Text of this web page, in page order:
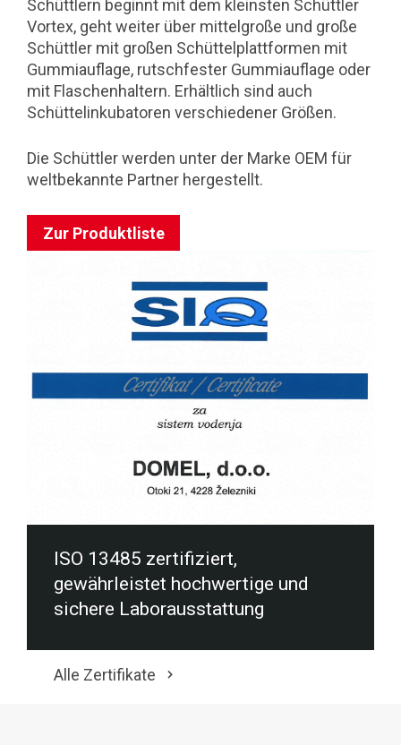
Schüttlern beginnt mit dem kleinsten Schüttler
Vortex, geht weiter über mittelgroße und große
Schüttler mit großen Schüttelplattformen mit
Gummiauflage, rutschfester Gummiauflage oder
mit Flaschenhaltern. Erhältlich sind auch
Schüttelinkubatoren verschiedener Größen.
Die Schüttler werden unter der Marke OEM für
weltbekannte Partner hergestellt.
Zur Produktliste
ISO 13485 zertifiziert,
gewährleistet hochwertige und
sichere Laborausstattung
Alle Zertifikate